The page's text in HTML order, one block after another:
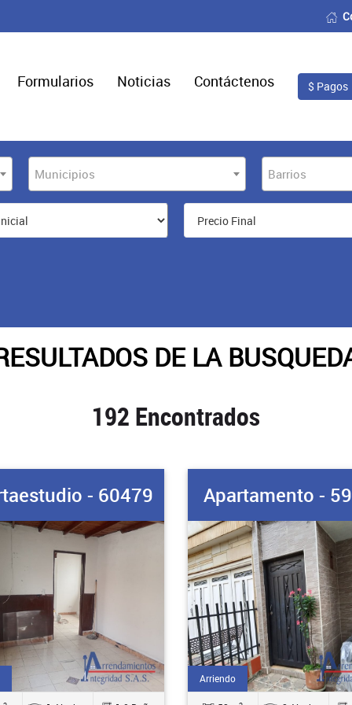
Formularios Noticias Contáctenos $ Pagos
Municipios Barrios
DE LA
192 Encontrados
- 60479 Apartamento -
Arriendo